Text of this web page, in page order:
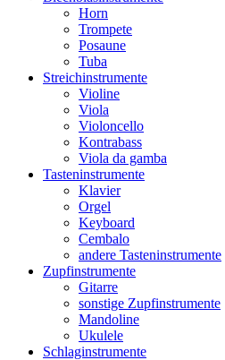
Horn
Trompete
Posaune
Tuba
Streichinstrumente
Violine
Viola
Violoncello
Kontrabass
Viola da gamba
Tasteninstrumente
Klavier
Orgel
Keyboard
Cembalo
andere Tasteninstrumente
Zupfinstrumente
Gitarre
sonstige Zupfinstrumente
Mandoline
Ukulele
Schlaginstrumente